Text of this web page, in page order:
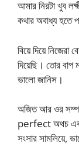
আমার নিরটা খুব
কথার অবাধ্য
বিয়ে দিয়ে নিজেরা
দিয়েছি। তোর বাপ
ভালো জানিস।
অজিত আর ওর
perfect অথচ
সংসার সামলিয়ে,